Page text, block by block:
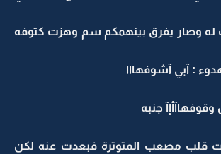
له وصار يفرق بينهمكم سم وهزت كتوفه
: آبي آشوفهااا
جنبه
قلب مصعب المتوترة فبعدت عنه لكن